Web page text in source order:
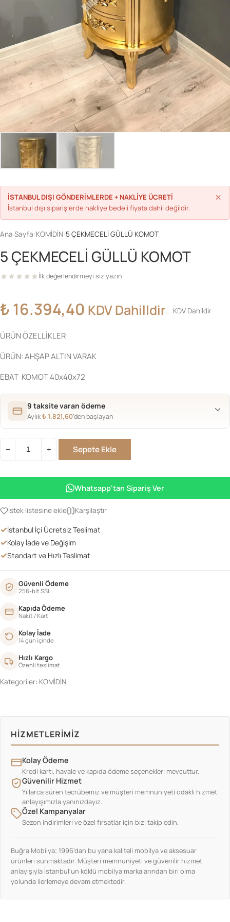
Parolanızı mı unuttunuz?
Hesap Oluştur
İSTANBUL DIŞI GÖNDERİMLERDE + NAKLİYE ÜCRETİ
İstanbul dışı siparişlerde nakliye bedeli fiyata dahil değildir.
×
Ana Sayfa KOMİDİN 5 ÇEKMECELİ GÜLLÜ KOMOT
5 ÇEKMECELİ GÜLLÜ KOMOT
İlk değerlendirmeyi siz yazın
₺16.394,40 KDV Dahilldir KDV Dahildir
ÜRÜN ÖZELLİKLER
ÜRÜN: AHŞAP ALTIN VARAK
EBAT KOMOT 40x40x72
9 taksite varan ödeme
Aylık₺1.821,60’den başlayan
−
GÜLLÜ
adet
+ Sepete Ekle
Whatsapp'tan Sipariş Ver
İstek listesine ekle Karşılaştır
✓İstanbul İçi Ücretsiz Teslimat
✓Kolay İade ve Değişim
✓Standart ve Hızlı Teslimat
Güvenli Ödeme
256-bit SSL
Kapıda Ödeme
Nakit / Kart
Kolay İade
14 gün içinde
Hızlı Kargo
Özenli teslimat
Kategoriler: KOMİDİN
HIZMETLERIMIZ
Kolay Ödeme
Kredi kartı, havale ve kapıda ödeme seçenekleri mevcuttur.
Güvenilir Hizmet
Yıllarca süren tecrübemiz ve müşteri memnuniyeti odaklı hizmet
anlayışımızla yanınızdayız.
Özel Kampanyalar
Sezon indirimleri ve özel fırsatlar için bizi takip edin.
Buğra Mobilya; 1996'dan bu yana kaliteli mobilya ve aksesuar
ürünleri sunmaktadır. Müşteri memnuniyeti ve güvenilir hizmet
anlayışıyla İstanbul'un köklü mobilya markalarından biri olma
yolunda ilerlemeye devam etmektedir.